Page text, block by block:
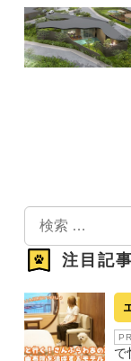
索
注目記事
PR
で